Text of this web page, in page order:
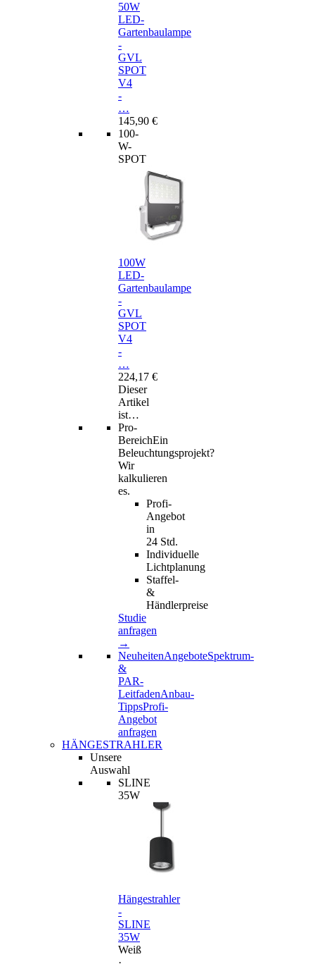
50W
LED-
Gartenbaulampe
-
GVL
SPOT
V4
-
…
145,90 €
100-
W-
SPOT
100W
LED-
Gartenbaulampe
-
GVL
SPOT
V4
-
…
224,17 €
Dieser
Artikel
ist…
Pro-
BereichEin
Beleuchtungsprojekt?
Wir
kalkulieren
es.
Profi-
Angebot
in
24 Std.
Individuelle
Lichtplanung
Staffel-
&
Händlerpreise
Studie
anfragen
→
NeuheitenAngeboteSpektrum-
&
PAR-
LeitfadenAnbau-
TippsProfi-
Angebot
anfragen
HÄNGESTRAHLER
Unsere
Auswahl
SLINE
35W
Hängestrahler
-
SLINE
35W
Weiß
·